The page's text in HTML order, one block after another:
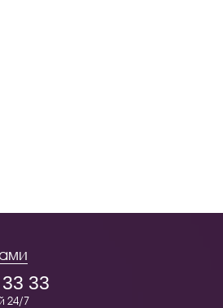
33
24/7